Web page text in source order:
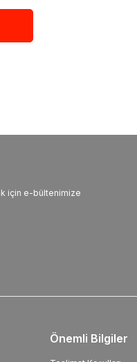
için e-bültenimize
Önemli Bilgiler